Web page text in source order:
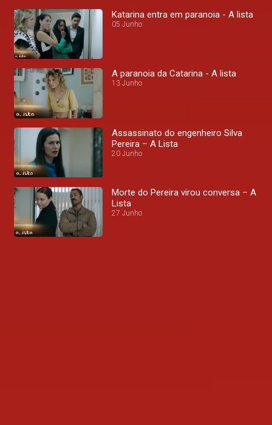
Katarina entra em paranoia - A lista
05 Junho
A paranoia da Catarina - A lista
13 Junho
Assassinato do engenheiro Silva
Pereira – A Lista
20 Junho
Morte do Pereira virou conversa – A
Lista
27 Junho